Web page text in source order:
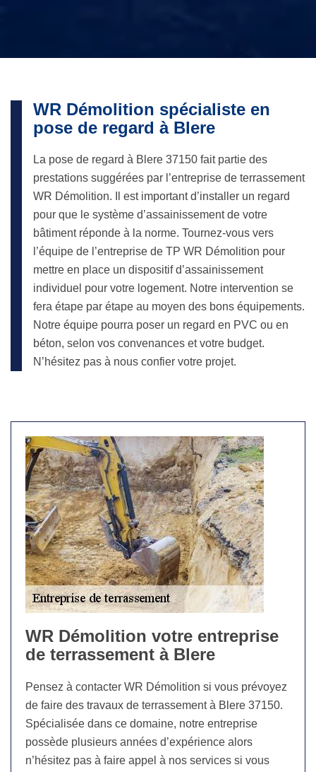
WR Démolition spécialiste en
pose de regard à Blere
La pose de regard à Blere 37150 fait partie des
prestations suggérées par l’entreprise de terrassement
WR Démolition. Il est important d’installer un regard
pour que le système d’assainissement de votre
bâtiment réponde à la norme. Tournez-vous vers
l’équipe de l’entreprise de TP WR Démolition pour
mettre en place un dispositif d’assainissement
individuel pour votre logement. Notre intervention se
fera étape par étape au moyen des bons équipements.
Notre équipe pourra poser un regard en PVC ou en
béton, selon vos convenances et votre budget.
N’hésitez pas à nous confier votre projet.
WR Démolition votre entreprise
de terrassement à Blere
Pensez à contacter WR Démolition si vous prévoyez
de faire des travaux de terrassement à Blere 37150.
Spécialisée dans ce domaine, notre entreprise
possède plusieurs années d’expérience alors
n’hésitez pas à faire appel à nos services si vous